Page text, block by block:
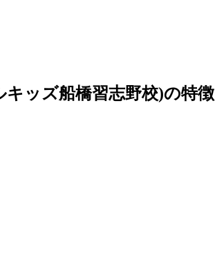
キッズ船橋習志野校)の特徴